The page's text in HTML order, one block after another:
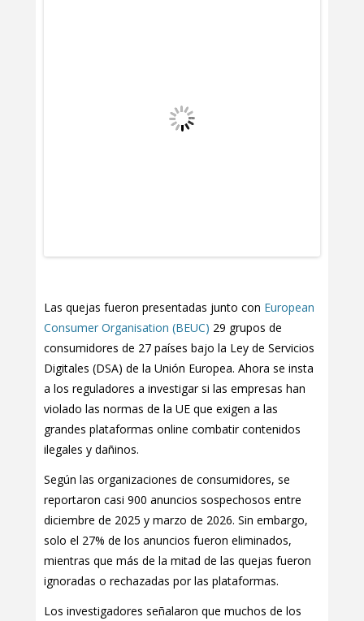
Las quejas fueron presentadas junto con European
Consumer Organisation (BEUC) 29 grupos de
consumidores de 27 países bajo la Ley de Servicios
Digitales (DSA) de la Unión Europea. Ahora se insta
a los reguladores a investigar si las empresas han
violado las normas de la UE que exigen a las
grandes plataformas online combatir contenidos
ilegales y dañinos.
Según las organizaciones de consumidores, se
reportaron casi 900 anuncios sospechosos entre
diciembre de 2025 y marzo de 2026. Sin embargo,
solo el 27% de los anuncios fueron eliminados,
mientras que más de la mitad de las quejas fueron
ignoradas o rechazadas por las plataformas.
Los investigadores señalaron que muchos de los